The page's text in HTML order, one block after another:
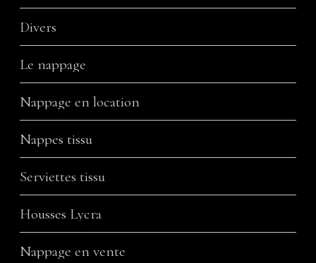
Divers
Le nappage
Nappage en location
Nappes tissu
Serviettes tissu
Housses Lycra
Nappage en vente